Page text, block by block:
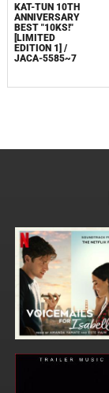
KAT-TUN 10TH
ANNIVERSARY
BEST "10KS!"
[LIMITED
EDITION 1] /
JACA-5585~7